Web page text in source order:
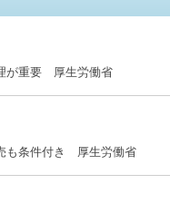
が重要 厚生労働省
も条件付き 厚生労働省